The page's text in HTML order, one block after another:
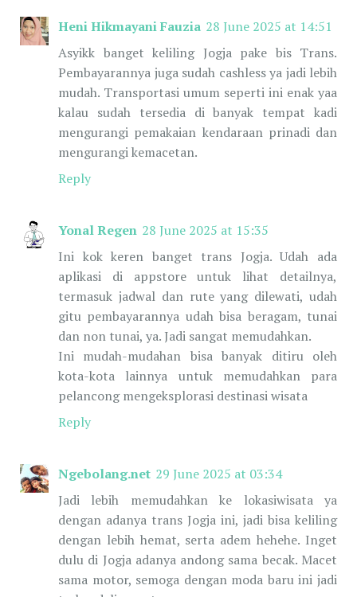
Heni Hikmayani Fauzia 28 June 2025 at 14:51
Asyikk banget keliling Jogja pake bis Trans.
Pembayarannya juga sudah cashless ya jadi lebih
mudah. Transportasi umum seperti ini enak yaa
kalau sudah tersedia di banyak tempat kadi
mengurangi pemakaian kendaraan prinadi dan
mengurangi kemacetan.
Reply
Yonal Regen 28 June 2025 at 15:35
Ini kok keren banget trans Jogja. Udah ada
aplikasi di appstore untuk lihat detailnya,
termasuk jadwal dan rute yang dilewati, udah
gitu pembayarannya udah bisa beragam, tunai
dan non tunai, ya. Jadi sangat memudahkan.
Ini mudah-mudahan bisa banyak ditiru oleh
kota-kota lainnya untuk memudahkan para
pelancong mengeksplorasi destinasi wisata
Reply
Ngebolang.net 29 June 2025 at 03:34
Jadi lebih memudahkan ke lokasiwisata ya
dengan adanya trans Jogja ini, jadi bisa keliling
dengan lebih hemat, serta adem hehehe. Inget
dulu di Jogja adanya andong sama becak. Macet
sama motor, semoga dengan moda baru ini jadi